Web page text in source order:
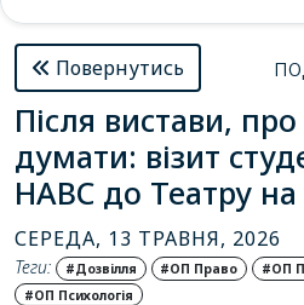
Повернутись
Після вистави,
думати: візит
НАВС до Театру на
СЕРЕДА, 13 ТРАВНЯ, 2026
Теги: #Дозвілля #ОП Право
#ОП
#ОП Психологія